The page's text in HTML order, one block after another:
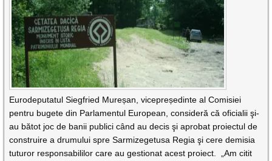
Eurodeputatul Siegfried Mureșan, vicepreședinte al Comisiei
pentru bugete din Parlamentul European, consideră că oficialii şi-
au bătot joc de banii publici când au decis şi aprobat proiectul de
construire a drumului spre Sarmizegetusa Regia şi cere demisia
tuturor responsabililor care au gestionat acest proiect. „Am citit